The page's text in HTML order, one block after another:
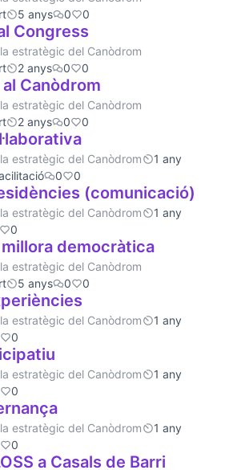
5 anys 0 0
Congress
estratègic del Canòdrom
2 anys 0 0
Canòdrom
estratègic del Canòdrom
2 anys 0 0
estratègic del Canòdrom
1 any
0 0
(comunicació)
estratègic del Canòdrom
1 any
0
democràtica
estratègic del Canòdrom
5 anys 0 0
estratègic del Canòdrom
1 any
0
estratègic del Canòdrom
1 any
0
estratègic del Canòdrom
1 any
0
a Casals de Barri